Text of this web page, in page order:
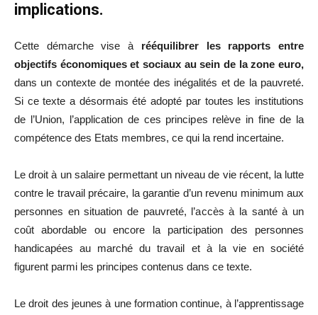
implications.
Cette démarche vise à rééquilibrer les rapports entre
objectifs économiques et sociaux au sein de la zone euro,
dans un contexte de montée des inégalités et de la pauvreté.
Si ce texte a désormais été adopté par toutes les institutions
de l’Union, l’application de ces principes relève in fine de la
compétence des Etats membres, ce qui la rend incertaine.
Le droit à un salaire permettant un niveau de vie récent, la lutte
contre le travail précaire, la garantie d’un revenu minimum aux
personnes en situation de pauvreté, l’accès à la santé à un
coût abordable ou encore la participation des personnes
handicapées au marché du travail et à la vie en société
figurent parmi les principes contenus dans ce texte.
Le droit des jeunes à une formation continue, à l’apprentissage